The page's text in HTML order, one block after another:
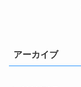
アーカイブ